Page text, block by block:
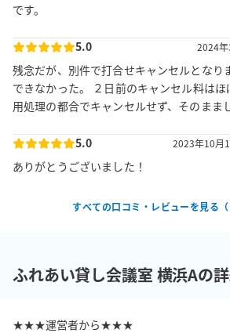
です。
5.0 2024
残念だが、別件で打合せキャンセルとなり
できなかった。 ２日前のキャンセル料は
用処理の都合でキャンセルせず、そのまま
5.0 2023年10月
ありがとうございました！
すべての口コミ・レビューを見る（
ふれあい貸し会議室 横浜Aの
★★★運営者から★★★